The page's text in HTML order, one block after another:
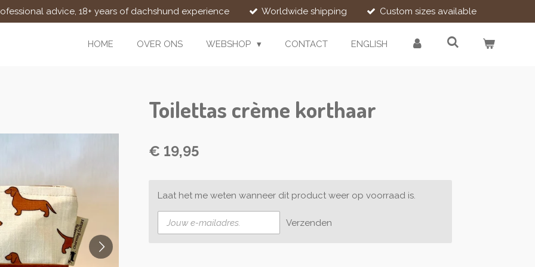
advice, 18+ years of dachshund experience Worldwide shipping Custom sizes available
HOME OVER ONS WEBSHOP CONTACT ENGLISH
Toilettas crème korthaar
€ 19,95
Laat het me weten wanneer dit product weer op voorraad is.
Verzenden